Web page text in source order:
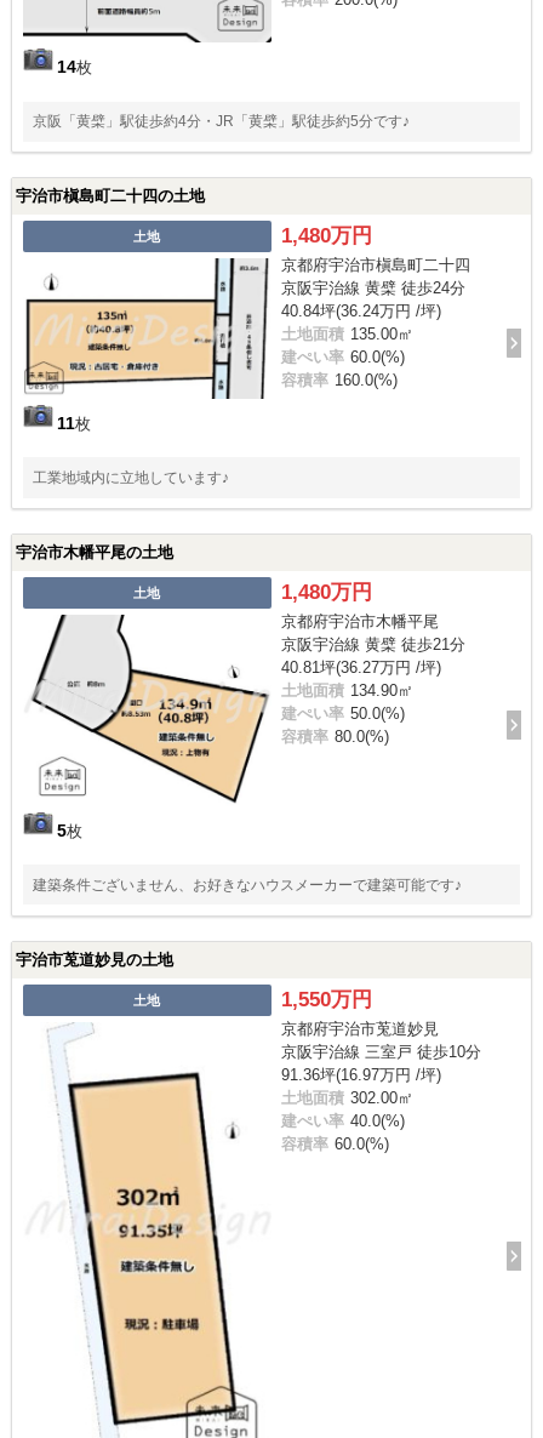
14枚
京阪「黄檗」駅徒歩約4分・JR「黄檗」駅徒歩約5分です♪
宇治市槇島町二十四の土地
土地
11枚
1,480万円
京都府宇治市槇島町二十四
京阪宇治線 黄檗 徒歩24分
40.84坪(36.24万円 /坪)
土地面積 135.00㎡
建ぺい率 60.0(%)
容積率 160.0(%)
工業地域内に立地しています♪
宇治市木幡平尾の土地
土地
5枚
1,480万円
京都府宇治市木幡平尾
京阪宇治線 黄檗 徒歩21分
40.81坪(36.27万円 /坪)
土地面積 134.90㎡
建ぺい率 50.0(%)
容積率 80.0(%)
建築条件ございません、お好きなハウスメーカーで建築可能です♪
宇治市莵道妙見の土地
土地 1,550万円
京都府宇治市莵道妙見
京阪宇治線 三室戸 徒歩10分
91.36坪(16.97万円 /坪)
土地面積 302.00㎡
建ぺい率 40.0(%)
容積率 60.0(%)